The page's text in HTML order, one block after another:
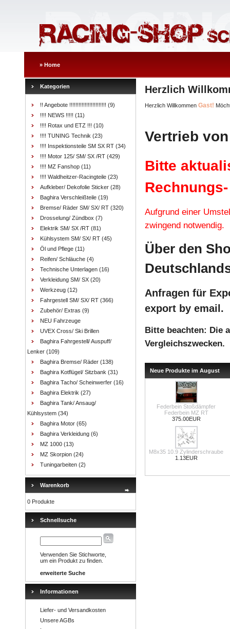
» Home
Kategorien
!! Angebote !!!!!!!!!!!!!!!!!!!!!!!! (9)
!!!! NEWS !!!!! (11)
!!!! Rotax und ETZ !!! (10)
!!!! TUNING Technik (23)
!!!! Inspektionsteile SM SX RT (34)
!!!! Motor 125/ SM/ SX /RT (429)
!!!! MZ Fanshop (11)
!!!! Waldheitzer-Racingteile (23)
Aufkleber/ Dekofolie Sticker (28)
Baghira Verschleißteile (19)
Bremse/ Räder SM/ SX/ RT (320)
Drosselung/ Zündbox (7)
Elektrik SM/ SX /RT (81)
Kühlsystem SM/ SX/ RT (45)
Öl und Pflege (11)
Reifen/ Schläuche (4)
Technische Unterlagen (16)
Verkleidung SM/ SX (20)
Werkzeug (12)
Fahrgestell SM/ SX/ RT (366)
Zubehör/ Extras (9)
NEU Fahrzeuge
UVEX Cross/ Ski Brillen
Baghira Fahrgestell/ Auspuff/
Lenker (109)
Baghira Bremse/ Räder (138)
Baghira Kotflügel/ Sitzbank (31)
Baghira Tacho/ Scheinwerfer (16)
Baghira Elektrik (27)
Baghira Tank/ Ansaug/
Kühlsystem (34)
Baghira Motor (65)
Baghira Verkleidung (6)
MZ 1000 (13)
MZ Skorpion (24)
Tuningarbeiten (2)
Warenkorb
0 Produkte
Schnellsuche
Verwenden Sie Stichworte,
um ein Produkt zu finden.
erweiterte Suche
Informationen
Liefer- und Versandkosten
Unsere AGBs
Herzlich
Herzlich Willkommen Gast!
Vertrieb
Bitte
Aufgrund einer
zwingend notwendig.
Über den
Anfragen für
export by email.
Bitte beachten: Die
Vergleichszwecken.
Neue Produkte im August
Federbein Stoßdämpfer
Federbein MZ RT
375.00EUR
M8x35 10.9 Zylinderschraube
1.13EUR